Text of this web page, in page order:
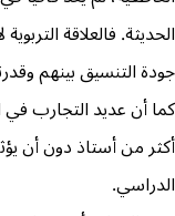
الحديثة. فالعلاقة
جودة التنسيق بينهم
كما أن عديد التجارب
أكثر من أستاذ دون أن
الدراسي.